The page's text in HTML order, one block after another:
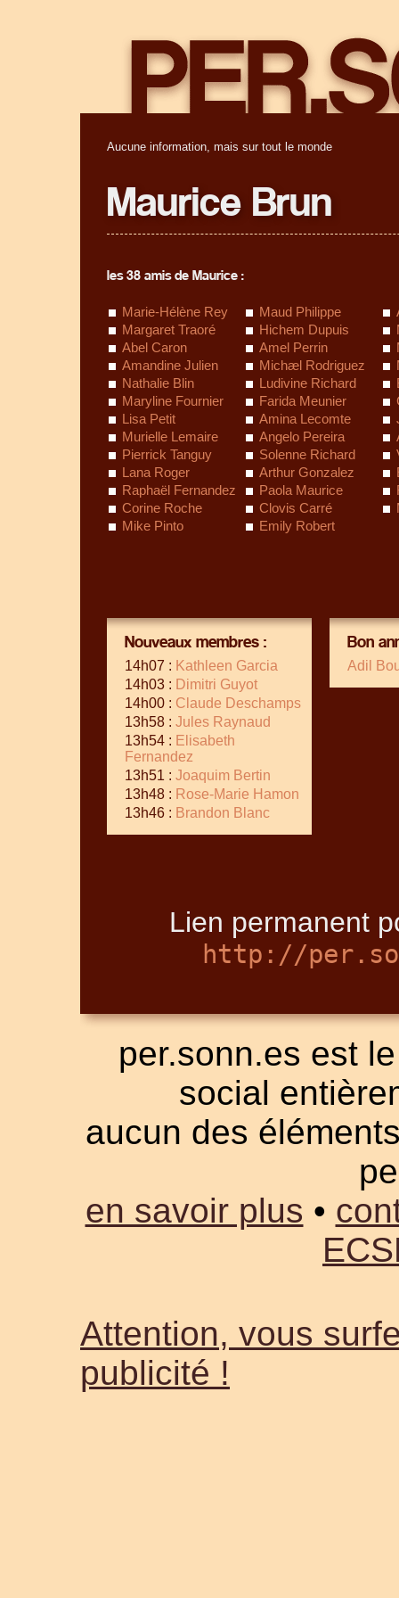
Aucune information, mais sur tout le monde
Maurice Brun
les 38 amis de Maurice :
Marie-Hélène Rey Maud Philippe
Margaret Traoré
Hichem Dupuis
Abel Caron
Amel Perrin
Amandine Julien
Michæl Rodriguez
Nathalie Blin
Ludivine Richard
Maryline Fournier
Farida Meunier
Lisa Petit
Amina Lecomte
Murielle Lemaire
Angelo Pereira
Pierrick Tanguy
Solenne Richard
Lana Roger
Arthur Gonzalez
Raphaël Fernandez
Paola Maurice
Corine Roche
Clovis Carré
Mike Pinto
Emily Robert
Nouveaux membres :
14h07 : Kathleen Garcia
14h03 : Dimitri Guyot
14h00 : Claude Deschamps
13h58 : Jules Raynaud
13h54 : Elisabeth
Fernandez
13h51 : Joaquim Bertin
13h48 : Rose-Marie Hamon
13h46 : Brandon Blanc
Bon
Adil
Lien permanent
http://
per.sonn.es est
social
aucun des
en savoir plus •
Attention, vous
publicité !